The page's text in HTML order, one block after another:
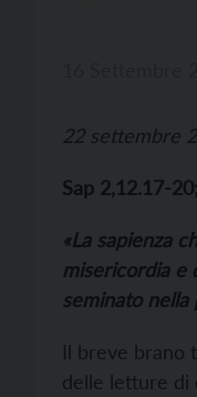
22 settembre
Sap 2,12.17-
«La sapienza
misericordia e
seminato nella
Il breve brano
delle letture di